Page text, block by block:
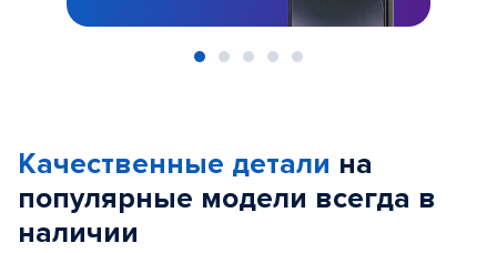
Качественные детали на
популярные модели всегда в
наличии